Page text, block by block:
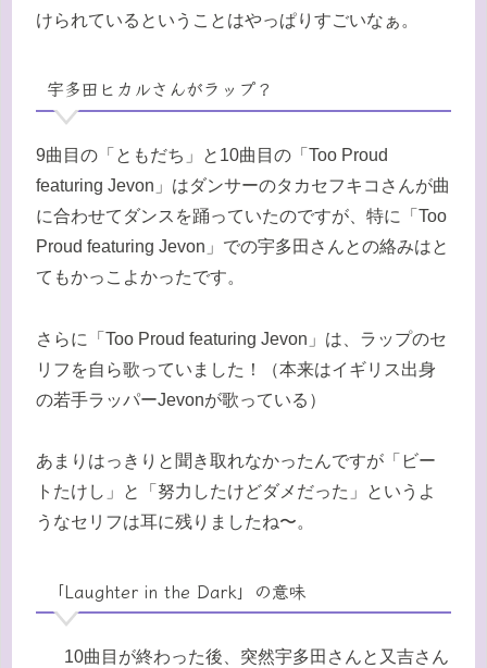
けられているということはやっぱりすごいなぁ。
宇多田ヒカルさんがラップ？
9曲目の「ともだち」と10曲目の「Too Proud
featuring Jevon」はダンサーのタカセフキコさんが曲
に合わせてダンスを踊っていたのですが、特に「Too
Proud featuring Jevon」での宇多田さんとの絡みはと
てもかっこよかったです。
さらに
「Too Proud featuring Jevon」は、ラップのセ
リフを自ら歌っていました！
（本来はイギリス出身
の若手ラッパーJevonが歌っている）
あまりはっきりと聞き取れなかったんですが「ビー
トたけし」と「努力したけどダメだった」というよ
うなセリフは耳に残りましたね〜。
「Laughter in the Dark」の意味
10曲目が終わった後、突然宇多田さんと又吉さん